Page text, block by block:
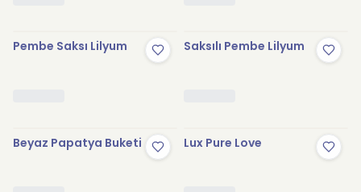
Pembe Saksı Lilyum Saksılı Pembe Lilyum
Beyaz Papatya Buketi Lux Pure Love